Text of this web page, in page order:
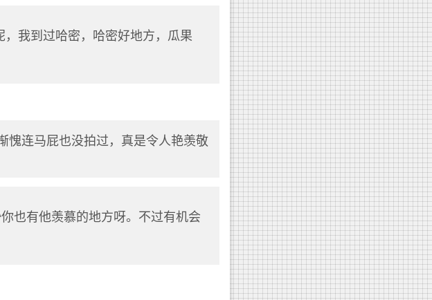
我到过哈密，哈密好地方，瓜果
愧连马屁也没拍过，真是令人艳羡敬
也有他羡慕的地方呀。不过有机会